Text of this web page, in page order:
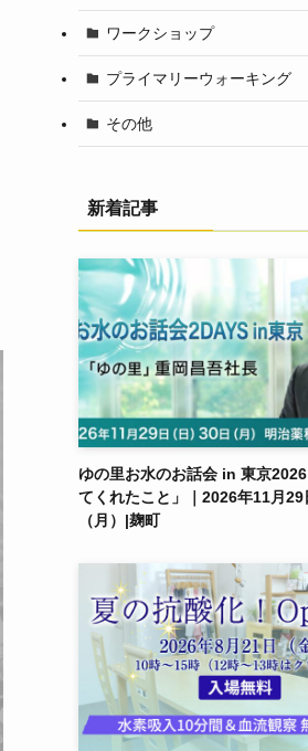
ワークショップ
プライマリーウォーキング
その他
新着記事
ゆの里お水のお話会 in 東京2026
てくれたこと」｜2026年11月29
（月）|麹町